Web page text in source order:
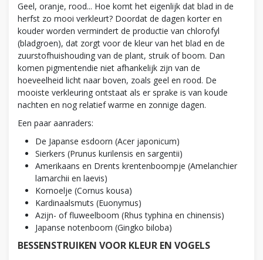
Geel, oranje, rood... Hoe komt het eigenlijk dat blad in de
herfst zo mooi verkleurt? Doordat de dagen korter en
kouder worden vermindert de productie van chlorofyl
(bladgroen), dat zorgt voor de kleur van het blad en de
zuurstofhuishouding van de plant, struik of boom. Dan
komen pigmentendie niet afhankelijk zijn van de
hoeveelheid licht naar boven, zoals geel en rood. De
mooiste verkleuring ontstaat als er sprake is van koude
nachten en nog relatief warme en zonnige dagen.
Een paar aanraders:
De Japanse esdoorn (Acer japonicum)
Sierkers (Prunus kurilensis en sargentii)
Amerikaans en Drents krentenboompje (Amelanchier
lamarchii en laevis)
Kornoelje (Cornus kousa)
Kardinaalsmuts (Euonymus)
Azijn- of fluweelboom (Rhus typhina en chinensis)
Japanse notenboom (Gingko biloba)
BESSENSTRUIKEN VOOR KLEUR EN VOGELS